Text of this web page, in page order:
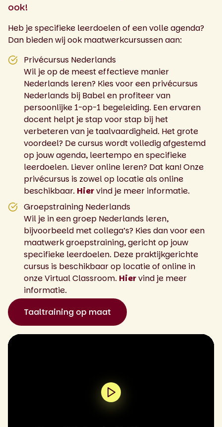
ook!
Heb je specifieke leerdoelen of een volle agenda?
Dan bieden wij ook maatwerkcursussen aan:
Privécursus Nederlands
Wil je op de meest effectieve manier
Nederlands leren? Kies voor een privécursus
Nederlands bij Babel en profiteer van
persoonlijke 1-op-1 begeleiding. Een ervaren
docent helpt je stap voor stap bij het
verbeteren van je taalvaardigheid. Het grote
voordeel? De cursus wordt volledig afgestemd
op jouw agenda, leertempo en specifieke
leerdoelen. Liever online leren? Dat kan! Onze
privécursus is zowel op locatie als online
beschikbaar. Hiervind je meer informatie.
Groepstraining Nederlands
Wil je in een groep Nederlands leren,
bijvoorbeeld met collega’s? Kies dan voor een
maatwerk groepstraining, gericht op jouw
specifieke leerdoelen. Deze praktijkgerichte
cursus is beschikbaar op locatie of online in
onze Virtual Classroom. Hiervind je meer
informatie.
Taaltraining op maat